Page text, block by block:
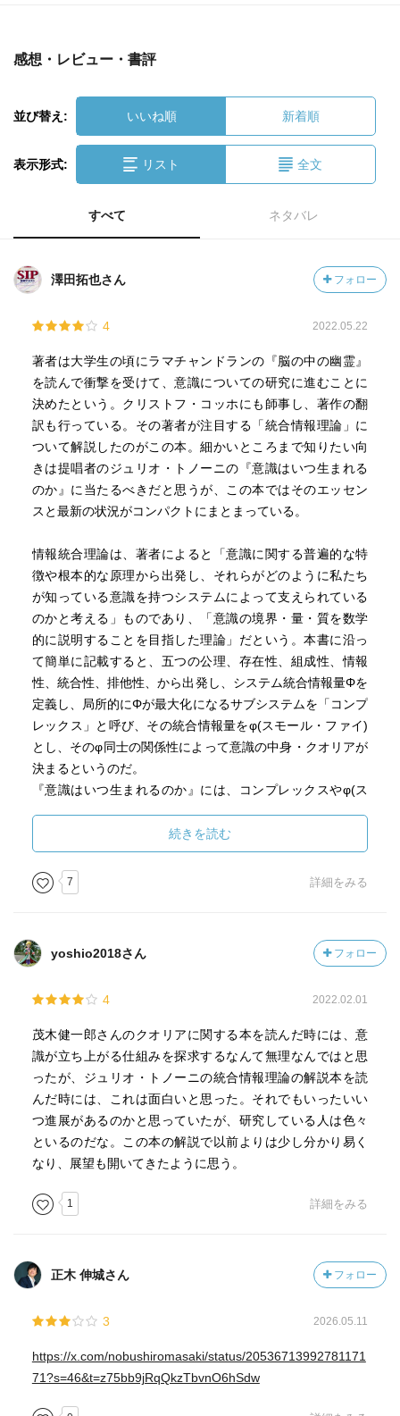
感想・レビュー・書評
並び替え: いいね順 新着順
表示形式: リスト 全文
すべて ネタバレ
澤田拓也さん フォロー
4 2022.05.22
著者は大学生の頃にラマチャンドランの『脳の中の幽霊』
を読んで衝撃を受けて、意識についての研究に進むことに
決めたという。クリストフ・コッホにも師事し、著作の翻
訳も行っている。その著者が注目する「統合情報理論」に
ついて解説したのがこの本。細かいところまで知りたい向
きは提唱者のジュリオ・トノーニの『意識はいつ生まれる
のか』に当たるべきだと思うが、この本ではそのエッセン
スと最新の状況がコンパクトにまとまっている。
情報統合理論は、著者によると「意識に関する普遍的な特
徴や根本的な原理から出発し、それらがどのように私たち
が知っている意識を持つシステムによって支えられている
のかと考える」ものであり、「意識の境界・量・質を数学
的に説明することを目指した理論」だという。本書に沿っ
て簡単に記載すると、五つの公理、存在性、組成性、情報
性、統合性、排他性、から出発し、システム統合情報量Φを
定義し、局所的にΦが最大化になるサブシステムを「コンプ
レックス」と呼び、その統合情報量をφ(スモール・ファイ)
とし、そのφ同士の関係性によって意識の中身・クオリアが
決まるというのだ。
『意識はいつ生まれるのか』には、コンプレックスやφ(ス
合情報理論はv1.0から始まり、現在はv3.0ということなの
で、コンセプトも追加されて進化しているのかもしれな
い。最新の状況を解説するチュートリアル
https://www.youtube.com/watch?v=IflW_oaOJqg
いかもしれない。
本書の中でも紹介された、分離脳の意識や、頭蓋骨が癒着
報理論を含めた意識研究の有効性や正当性が議論されてい
くのかもしれない。
最後に著者は、自身の研究にも深くかかわる「クオリア構
造」と統合情報理論における「情報構造」の関係について
説明する。まだ進行中の分野で、やはりなぜ脳や身体から
「クオリア」と呼ばれるものが出てくるのかは理解できな
い。同様に、情報統合理論がどこまでの射程を持ってい
だわからない。しかしながら、こうした研究者の間におけ
る熱量からも一定の正当性をもった理論であることは改め
をあきらめるよりはずっとよい。
いが、この話であればもっと話を拡げることができたので
『意識はいつ生まれるのか――脳の謎に挑む統合情報理
続きを読む
7 詳細をみる
yoshio2018さん フォロー
4 2022.02.01
茂木健一郎さんのクオリアに関する本を読んだ時には、意
識が立ち上がる仕組みを探求するなんて無理なんではと思
ったが、ジュリオ・トノーニの統合情報理論の解説本を読
んだ時には、これは面白いと思った。それでもいったいい
つ進展があるのかと思っていたが、研究している人は色々
といるのだな。この本の解説で以前よりは少し分かり易く
なり、展望も開いてきたように思う。
1 詳細をみる
正木 伸城さん フォロー
3 2026.05.11
https://x.com/nobushiromasaki/status/20536713992781171
71?s=46&t=z75bb9jRqQkzTbvnO6hSdw